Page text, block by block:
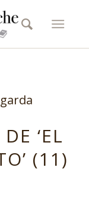
‘EL
(11)